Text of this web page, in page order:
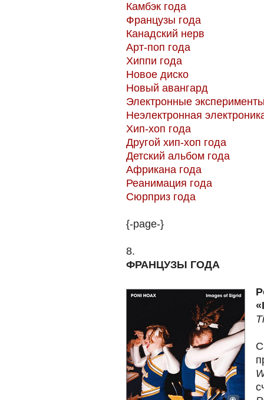
Камбэк года
Французы года
Канадский нерв
Арт-поп года
Хиппи года
Новое диско
Новый авангард
Электронные
Неэлектронная
Хип-хоп года
Другой хип-хоп года
Детский альбом года
Африкана года
Реанимация года
Сюрприз года
{-page-}
8.
ФРАНЦУЗЫ ГОДА